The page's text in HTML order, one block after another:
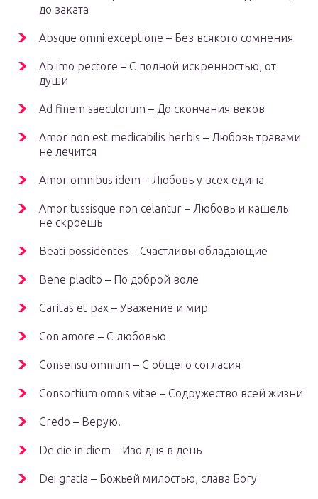
до заката
Absque omni exceptione – Без всякого сомнения
Ab imo pectore – С полной искренностью, от
души
Ad finem saeculorum – До скончания веков
Amor non est medicabilis herbis – Любовь травами
не лечится
Amor omnibus idem – Любовь у всех едина
Amor tussisque non celantur – Любовь и кашель
не скроешь
Beati possidentes – Счастливы обладающие
Bene placito – По доброй воле
Caritas et pax – Уважение и мир
Con amore – С любовью
Consensu omnium – С общего согласия
Consortium omnis vitae – Содружество всей жизни
Credo – Верую!
De die in diem – Изо дня в день
Dei gratia – Божьей милостью, слава Богу